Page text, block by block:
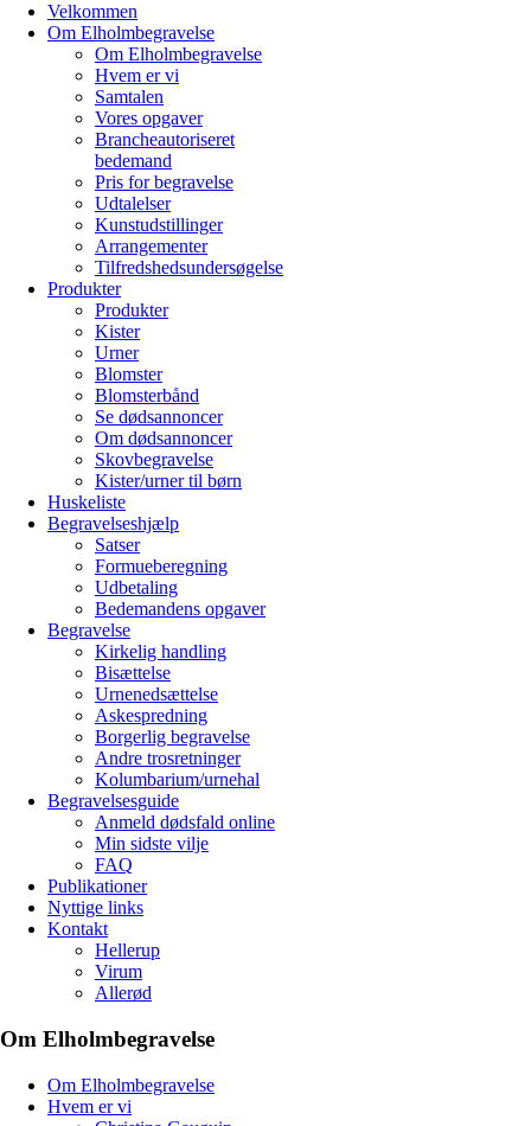
Velkommen
Om Elholmbegravelse
Om Elholmbegravelse
Hvem er vi
Samtalen
Vores opgaver
Brancheautoriseret
bedemand
Pris for begravelse
Udtalelser
Kunstudstillinger
Arrangementer
Tilfredshedsundersøgelse
Produkter
Produkter
Kister
Urner
Blomster
Blomsterbånd
Se dødsannoncer
Om dødsannoncer
Skovbegravelse
Kister/urner til børn
Huskeliste
Begravelseshjælp
Satser
Formueberegning
Udbetaling
Bedemandens opgaver
Begravelse
Kirkelig handling
Bisættelse
Urnenedsættelse
Askespredning
Borgerlig begravelse
Andre trosretninger
Kolumbarium/urnehal
Begravelsesguide
Anmeld dødsfald online
Min sidste vilje
FAQ
Publikationer
Nyttige links
Kontakt
Hellerup
Virum
Allerød
Om Elholmbegravelse
Om Elholmbegravelse
Hvem er vi